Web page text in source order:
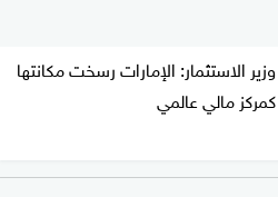
وزير الاستثمار: الإمارات رسخت مكانتها
كمركز مالي عالمي